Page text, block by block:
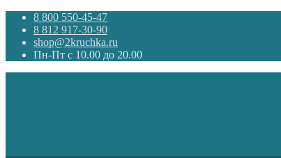
8 800 550-45-47
8 812 917-30-90
shop@2kruchka.ru
Пн-Пт с 10.00 до 20.00